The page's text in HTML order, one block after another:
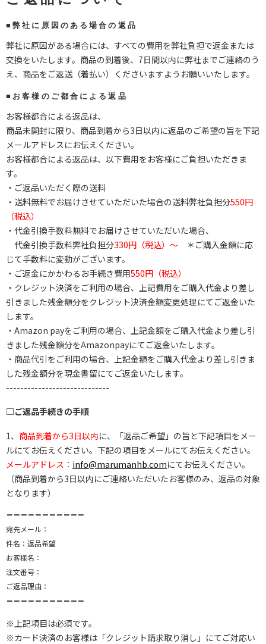
■弊社に原因のある場合の返品
弊社に原因がある場合には、すべての費用を弊社負担で返金または
交換をいたします。商品の到着後、7日間以内に弊社までご連絡のう
え、商品をご返送（着払い）くださいますようお願いいたします。
■お客様のご都合による返品
お客様都合による返品は、
商品未開封に限り、商品到着から3日以内に返品のご希望の旨を下記
メールアドレスにお伝えください。
お客様都合による返品は、以下費用をお客様にご負担いただきま
す。
・ご返品いただく際の送料
・送料無料でお届けさせていただいた場合の送料弊社負担分550円
（税込）
・代金引換手数料無料でお届けさせていただいた場合、
代金引換手数料弊社負担分330円（税込）～ ＊ご購入金額に応
じて手数料に変動がございます。
・ご返金にかかわるお手続き費用550円（税込）
・クレジット決済をご利用の場合、上記費用をご購入代金より差し
引きました残金額分をクレジット決済金額変更処理にてご返金いた
します。
・Amazon payをご利用の場合、上記金額をご購入代金より差し引
きました残金額分をAmazonpayにてご返金いたします。
・商品代引をご利用の場合、上記金額をご購入代金より差し引きま
した残金額分を現金書留にてご返金いたします。
-----------------------------
□ご返品手続きの手順
1、 商品到着から3日以内に、「返品ご希望」の旨と下記項目をメー
ルにてお伝えください。下記の項目をメールにてお伝えください。
メールアドレス： info@marumanhb.comにてお伝えください。
（商品到着から3日以内にご連絡いただいたお客様のみ、返品の対象
となります）
＝＝＝＝＝＝＝＝＝＝＝
宛先メール：
件名：返品希望
お客様名：
注文番号：
ご返品理由：
＝＝＝＝＝＝＝＝＝＝＝
※上記項目は必須です。
※カード決済のお客様は「クレジット請求取り消し」にてご対応い